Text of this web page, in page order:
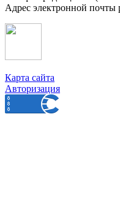
Адрес электронной почты
Карта сайта
Авторизация